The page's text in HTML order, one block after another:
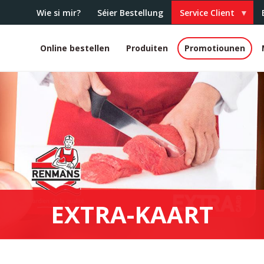
Wie si mir? Séier Bestellung Service Client
White
header
Online bestellen Produiten Promotiounen
EXTRA-KAART